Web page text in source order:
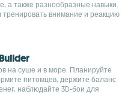
а также разнообразные навыки.
внимание и реакцию
на суше и в море. Планируйте
питомцев, держите баланс
наблюдайте 3D-бои для